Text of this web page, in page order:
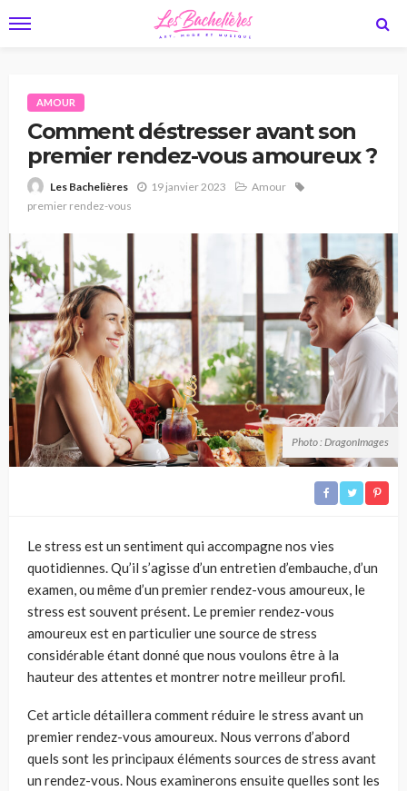
AMOUR
Comment déstresser avant son
premier rendez-vous amoureux ?
Les Bachelières 19 janvier 2023
Amour
premier rendez-vous
Photo : DragonImages
Le stress est un sentiment qui accompagne nos vies
quotidiennes. Qu’il s’agisse d’un entretien d’embauche, d’un
examen, ou même d’un premier rendez-vous amoureux, le
stress est souvent présent. Le premier rendez-vous
amoureux est en particulier une source de stress
considérable étant donné que nous voulons être à la
hauteur des attentes et montrer notre meilleur profil.
Cet article détaillera comment réduire le stress avant un
premier rendez-vous amoureux. Nous verrons d’abord
quels sont les principaux éléments sources de stress avant
un rendez-vous. Nous examinerons ensuite quelles sont les